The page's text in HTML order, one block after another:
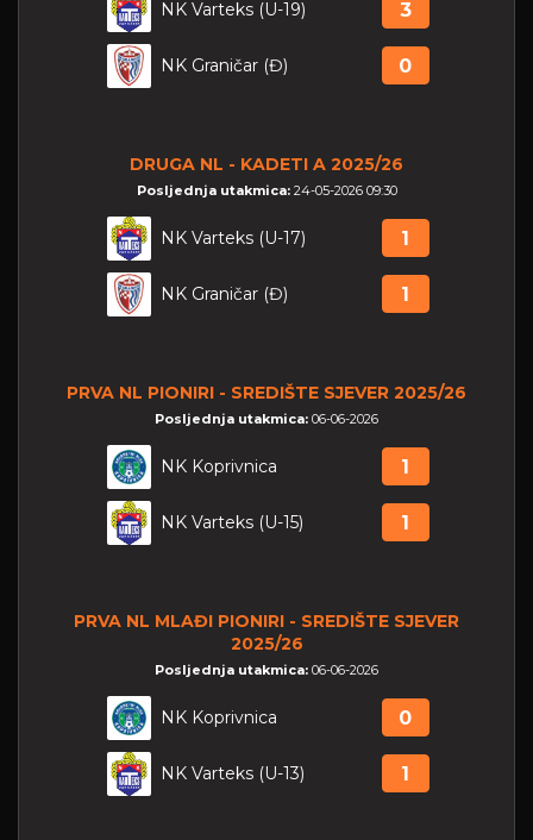
NK Varteks (U-19) 3
NK Graničar (Đ) 0
DRUGA NL - KADETI A 2025/26
Posljednja utakmica: 24-05-2026 09:30
NK Varteks (U-17) 1
NK Graničar (Đ) 1
PRVA NL PIONIRI - SREDIŠTE SJEVER 2025/26
Posljednja utakmica: 06-06-2026
NK Koprivnica 1
NK Varteks (U-15) 1
PRVA NL MLAĐI PIONIRI - SREDIŠTE SJEVER
2025/26
Posljednja utakmica: 06-06-2026
NK Koprivnica 0
NK Varteks (U-13) 1